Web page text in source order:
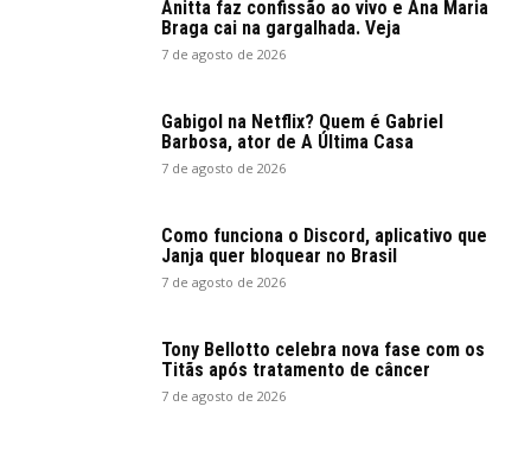
Anitta faz confissão ao vivo e Ana Maria
Braga cai na gargalhada. Veja
7 de agosto de 2026
Gabigol na Netflix? Quem é Gabriel
Barbosa, ator de A Última Casa
7 de agosto de 2026
Como funciona o Discord, aplicativo que
Janja quer bloquear no Brasil
7 de agosto de 2026
Tony Bellotto celebra nova fase com os
Titãs após tratamento de câncer
7 de agosto de 2026